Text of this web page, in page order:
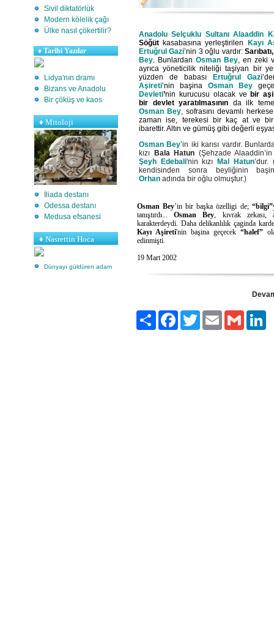
Sivil diktatörlük
Modern kölelik çağı
Ülke nasıl çökertilir?
♦ Tarihi Yazılar
Lidya'nın dramı
Bizans ve Anadolu
Bir çöküş ve kaos
♦Mitoloji
İliada destanı
Odessa destanı
Medusa efsanesi
♦ Nasrettin Hoca
Dünyayı güldüren adam
Anadolu Selçuklu Sultanı Alaaddin
Söğüt kasabasına yerleştirilen Kayı
Ertuğrul Gazi’nin 3 oğlu vardır:
Bey. Bunlardan Osman Bey, en zeki
ayrıca yöneticilik niteliği taşiyan bir
yüzden de babası
Ertuğrul Gazi
Aşireti’nin başina Osman Bey
Devleti’nin kurucusu olacak ve bir
bir devlet yaratılmasının da ilk
Osman Bey, sofrasını devamlı
zaman ise, terekesi bir kaç at ve
ibarettir. Altın ve gümüş gibi değerli
Osman Bey’in iki karısı vardır.
kızı
Bala Hatun (Şehzade
Şeyh
Edebali'nin kızı Mal Hatun’dur.
kendisinden sonra beyliğinin
Orhan adında bir oğlu olmuştur.)
Osman Bey’in bir başka özelligi de; “bilgi”
tanıştırdı...
Osman Bey, kıvrak
karakterdeydi. Daha delikanlılık çaginda
Kayı Aşireti'nin başina geçecek “halef”
edinmişti.
19 Mart 2002
Paylaş FacebookTwitter Email Gmail